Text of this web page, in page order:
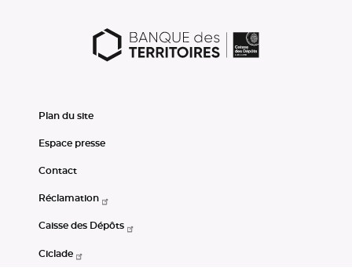
Plan du site
Espace presse
Contact
Réclamation
Caisse des Dépôts
Ciclade